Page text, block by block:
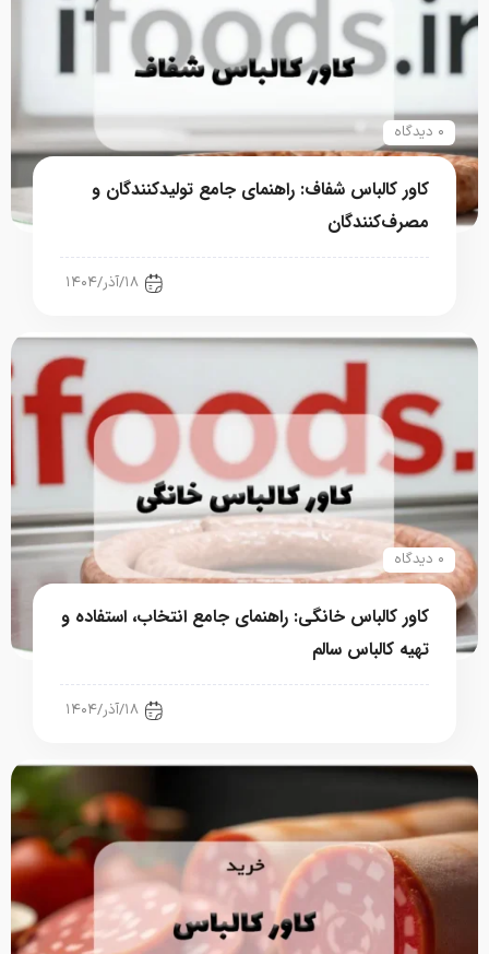
۰ دیدگاه
کاور کالباس شفاف: راهنمای جامع تولیدکنندگان و
مصرف‌کنندگان
۱۸/آذر/۱۴۰۴
۰ دیدگاه
کاور کالباس خانگی: راهنمای جامع انتخاب، استفاده و
تهیه کالباس سالم
۱۸/آذر/۱۴۰۴